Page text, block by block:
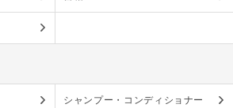
シャンプー・コンディショナー